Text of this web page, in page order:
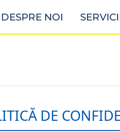
DESPRE NOI
DE